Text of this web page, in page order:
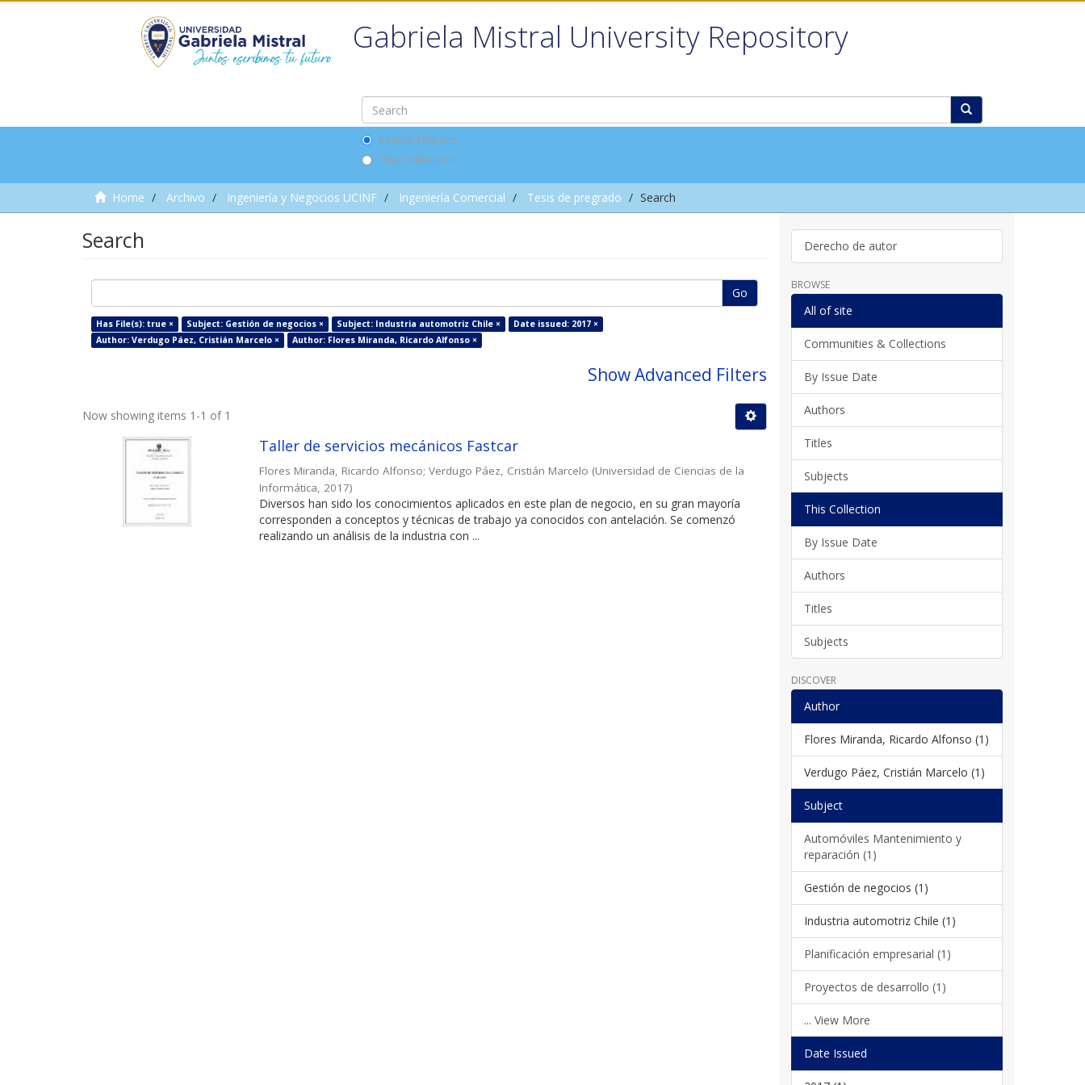
Gabriela Mistral University Repository
Search DSpace
This Collection
Home Archivo Ingeniería y Negocios UCINF Ingeniería Comercial Tesis de pregrado Search
Search
Go
Has File(s): true × Subject: Gestión de negocios × Subject: Industria automotriz Chile ×
Date issued: 2017 ×
Author: Verdugo Páez, Cristián Marcelo ×
Author: Flores Miranda, Ricardo Alfonso ×
Show Advanced Filters
Now showing items 1-1 of 1
Taller de servicios mecánicos Fastcar
Flores Miranda, Ricardo Alfonso;Verdugo Páez, Cristián Marcelo (Universidad de Ciencias de la
Informática 2017)
Diversos han sido los conocimientos aplicados en este plan de negocio, en su gran mayoría
corresponden a conceptos y técnicas de trabajo ya conocidos con antelación. Se comenzó
realizando un análisis de la industria con ...
Derecho de autor
BROWSE
All of site
Communities & Collections
By Issue Date
Authors
Titles
Subjects
This Collection
By Issue Date
Authors
Titles
Subjects
DISCOVER
Author
Flores Miranda, Ricardo Alfonso (1)
Verdugo Páez, Cristián Marcelo (1)
Subject
Automóviles Mantenimiento y
reparación (1)
Gestión de negocios (1)
Industria automotriz Chile (1)
Planificación empresarial (1)
Proyectos de desarrollo (1)
... View More
Date Issued